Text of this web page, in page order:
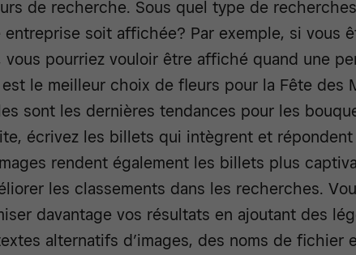
de recherche. Sous quel type de
entreprise soit affichée? Par exemple, si vous
vous pourriez vouloir être affiché quand une
le meilleur choix de fleurs pour la Fête des
sont les dernières tendances pour les
écrivez les billets qui intègrent et
rendent également les billets plus
les classements dans les recherches.
davantage vos résultats en ajoutant des
alternatifs d’images, des noms de fichier